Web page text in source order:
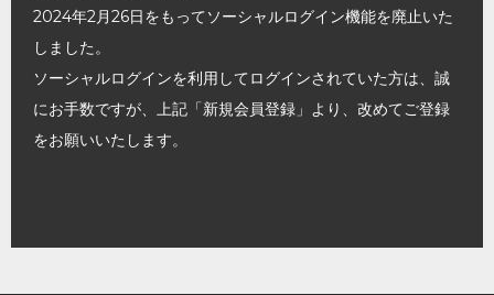
2024年2月26日をもってソーシャルログイン機能を廃止いた
しました。
ソーシャルログインを利用してログインされていた方は、誠
にお手数ですが、上記「新規会員登録」より、改めてご登録
をお願いいたします。